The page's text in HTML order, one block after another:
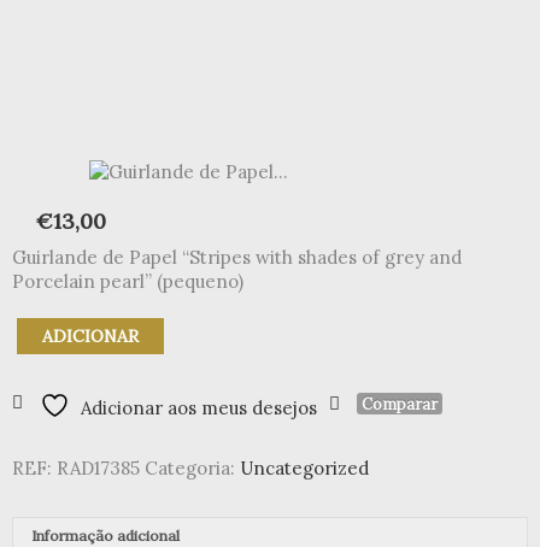
€13,00
Guirlande de Papel “Stripes with shades of grey and
Porcelain pearl” (pequeno)
Quantidade
de
de
Papel
with
ADICIONAR
Adicionar aos meus desejos Comparar
REF: RAD17385 Categoria: Uncategorized
Informação adicional